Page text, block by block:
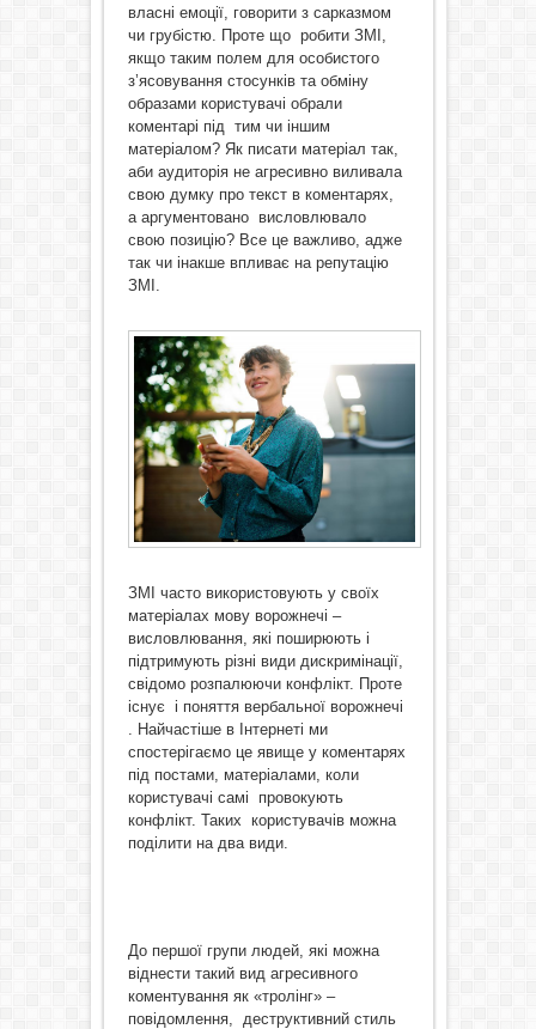
власні емоції, говорити з сарказмом
чи грубістю. Проте що робити ЗМІ,
якщо таким полем для особистого
з’ясовування стосунків та обміну
образами користувачі обрали
коментарі під тим чи іншим
матеріалом? Як писати матеріал так,
аби аудиторія не агресивно виливала
свою думку про текст в коментарях,
а аргументовано висловлювало
свою позицію? Все це важливо, адже
так чи інакше впливає на репутацію
ЗМІ.
ЗМІ часто використовують у своїх
матеріалах мову ворожнечі –
висловлювання, які поширюють і
підтримують різні види дискримінації,
свідомо розпалюючи конфлікт. Проте
існує і поняття вербальної ворожнечі
. Найчастіше в Інтернеті ми
спостерігаємо це явище у коментарях
під постами, матеріалами, коли
користувачі самі провокують
конфлікт. Таких користувачів можна
поділити на два види.
До першої групи людей, які можна
віднести такий вид агресивного
коментування як «тролінг» –
повідомлення, деструктивний стиль